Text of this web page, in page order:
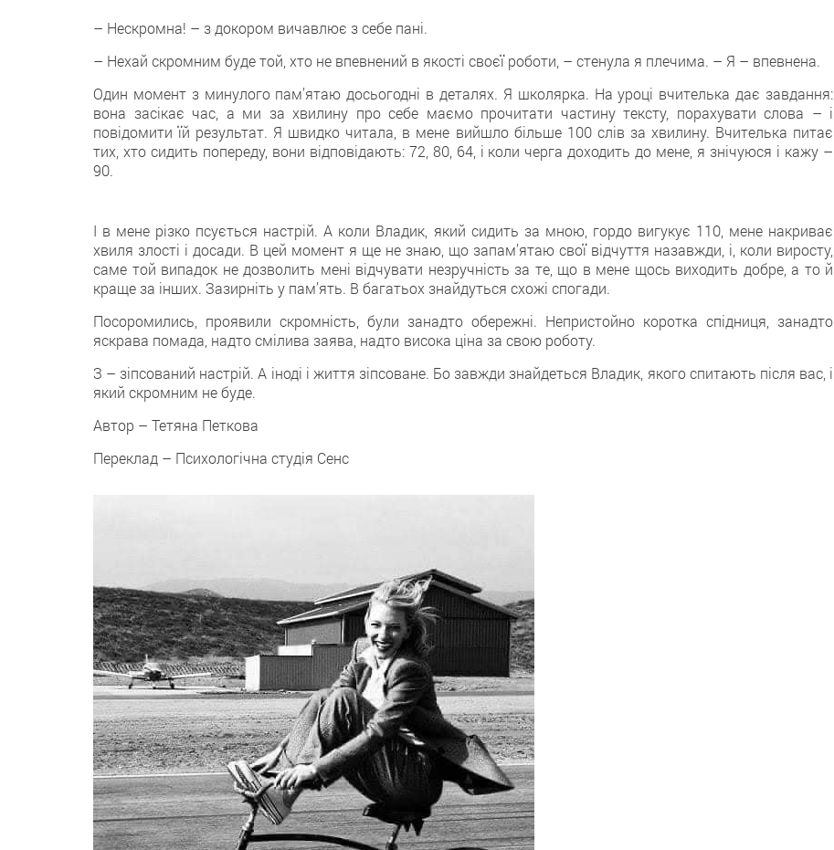
– Нескромна! – з докором вичавлює з себе пані.
– Нехай скромним буде той, хто не впевнений в якості своєї роботи, – стенула я плечима. – Я – впевнена.
Один момент з минулого пам’ятаю досьогодні в деталях. Я школярка. На уроці вчителька дає завдання:
вона засікає час, а ми за хвилину про себе маємо прочитати частину тексту, порахувати слова – і
повідомити їй результат. Я швидко читала, в мене вийшло більше 100 слів за хвилину. Вчителька питає
тих, хто сидить попереду, вони відповідають: 72, 80, 64, і коли черга доходить до мене, я знічуюся і кажу –
90.
І в мене різко псується настрій. А коли Владик, який сидить за мною, гордо вигукує 110, мене накриває
хвиля злості і досади. В цей момент я ще не знаю, що запам’ятаю свої відчуття назавжди, і, коли виросту,
саме той випадок не дозволить мені відчувати незручність за те, що в мене щось виходить добре, а то й
краще за інших. Зазирніть у пам’ять. В багатьох знайдуться схожі спогади.
Посоромились, проявили скромність, були занадто обережні. Непристойно коротка спідниця, занадто
яскрава помада, надто смілива заява, надто висока ціна за свою роботу.
З – зіпсований настрій. А іноді і життя зіпсоване. Бо завжди знайдеться Владик, якого спитають після вас, і
який скромним не буде.
Автор – Тетяна Петкова
Переклад – Психологічна студія Сенс